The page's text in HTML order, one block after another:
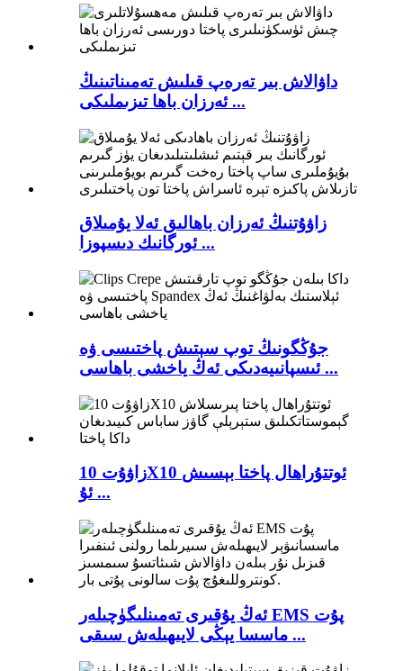
داۋالاش بىر تەرەپ قىلىش تەمىناتىنىڭ
ئەرزان باھا تىزىملىكى ...
زاۋۇتنىڭ ئەرزان باھالىق ئەلا يۇمىلاق
ئورگانىك دىسپوزا ...
جۇڭگونىڭ توپ سېتىش پاختىسى ۋە
ئىسپانىيەدىكى ئەڭ ياخشى باھاسى ...
زاۋۇت 10X10 ئوتتۇراھال پاختا بېسىش
ئۇ ...
ئەڭ يۇقىرى تەمىنلىگۈچىلەر EMS پۇت
ماسسا يېڭى لايىھىلەش سىقى ...